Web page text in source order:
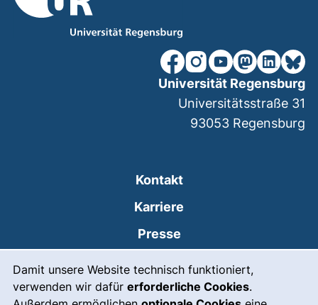
Damit unsere Website technisch funktioniert,
verwenden wir dafür erforderliche Cookies.
unsere Facebook-Seite
unsere Instagram-
unsere YouTube-
unsereunsere
Kontakt
Karriere
Presse
Leichte Sprache
Universität Regensburg
Universitätsstraße 31
93053 Regensburg